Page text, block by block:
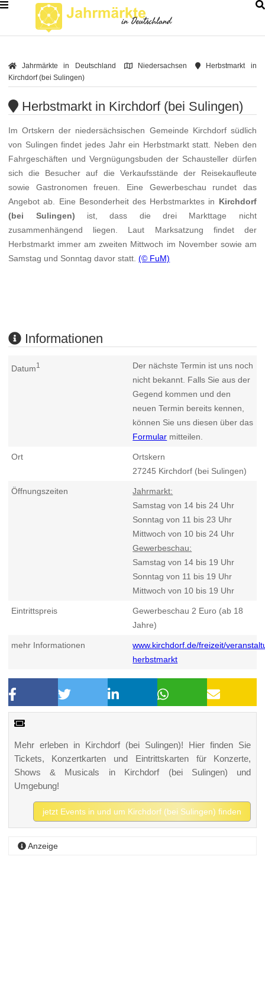
Jahrmärkte in Deutschland Niedersachsen
Herbstmarkt in
Kirchdorf (bei Sulingen)
Herbstmarkt in Kirchdorf (bei Sulingen)
Im Ortskern der niedersächsischen Gemeinde Kirchdorf südlich
von Sulingen findet jedes Jahr ein Herbstmarkt statt. Neben den
Fahrgeschäften und Vergnügungsbuden der Schausteller dürfen
sich die Besucher auf die Verkaufsstände der Reisekaufleute
sowie Gastronomen freuen. Eine Gewerbeschau rundet das
Angebot ab. Eine Besonderheit des Herbstmarktes in Kirchdorf
(bei Sulingen) ist, dass die drei Markttage nicht
zusammenhängend liegen. Laut Marksatzung findet der
Herbstmarkt immer am zweiten Mittwoch im November sowie am
Samstag und Sonntag davor statt.(© FuM)
Informationen
Datum1
Der nächste Termin ist uns noch
nicht bekannt. Falls Sie aus der
Gegend kommen und den
neuen Termin bereits kennen,
können Sie uns diesen über das
Formular mitteilen.
Ort
Ortskern
27245 Kirchdorf (bei Sulingen)
Öffnungszeiten
Jahrmarkt:
Samstag von 14 bis 24 Uhr
Sonntag von 11 bis 23 Uhr
Mittwoch von 10 bis 24 Uhr
Gewerbeschau:
Samstag von 14 bis 19 Uhr
Sonntag von 11 bis 19 Uhr
Mittwoch von 10 bis 19 Uhr
Eintrittspreis
Gewerbeschau 2 Euro (ab 18
Jahre)
mehr Informationen
www.kirchdorf.de/freizeit/
herbstmarkt
Mehr erleben in Kirchdorf (bei Sulingen)! Hier finden Sie
Tickets, Konzertkarten und Eintrittskarten für Konzerte,
Shows & Musicals in Kirchdorf (bei Sulingen) und
Umgebung!
jetzt Events in und um Kirchdorf (bei Sulingen) finden
Anzeige